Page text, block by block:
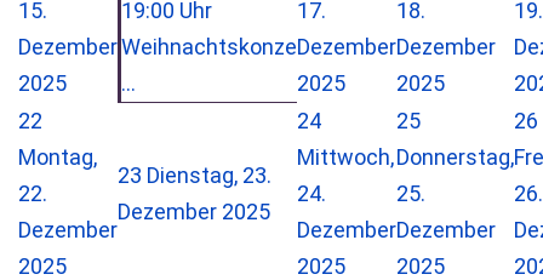
15.
Dezember
2025
19:00 Uhr
Weihnachtskonze
...
17.
Dezember
2025
18.
Dezember
2025
19.
22
Montag,
22.
Dezember
2025
23 Dienstag, 23.
Dezember 2025
24
Mittwoch,
24.
Dezember
2025
25
Donnerstag,
25.
Dezember
2025
26
26.